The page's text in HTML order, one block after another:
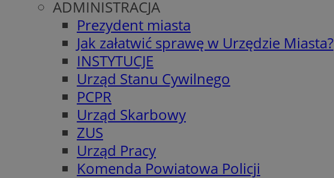
ADMINISTRACJA
Prezydent miasta
Jak załatwić sprawę w Urzędzie Miasta?
INSTYTUCJE
Urząd Stanu Cywilnego
PCPR
Urząd Skarbowy
ZUS
Urząd Pracy
Komenda Powiatowa Policji